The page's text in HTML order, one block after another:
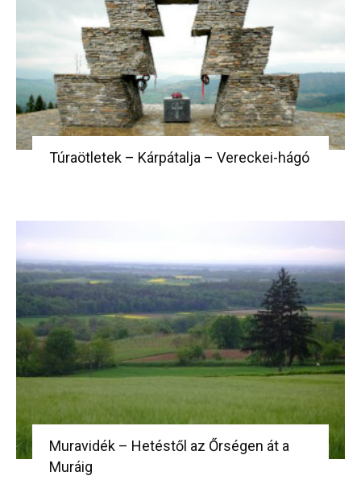
Túraötletek – Kárpátalja – Vereckei-hágó
Muravidék – Hetéstől az Őrségen át a
Muráig